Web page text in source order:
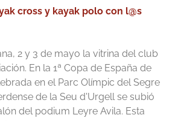
cross y kayak polo con l@s
2 y 3 de mayo la vitrina del club
En la 1ª Copa de España de
en el Parc Olímpic del Segre
de la Seu d'Urgell se subió
del podium Leyre Avila. Esta